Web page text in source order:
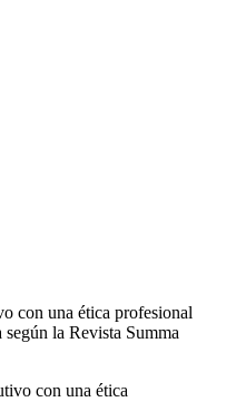
con una ética profesional
la Revista Summa